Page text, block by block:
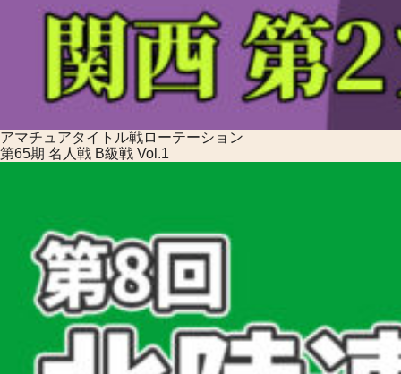
アマチュアタイトル戦ローテーション
第65期 名人戦 B級戦 Vol.1